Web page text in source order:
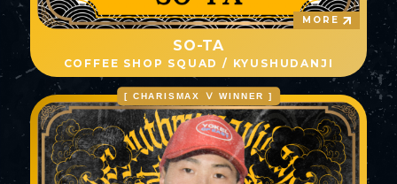
MORE
SO-TA
COFFEE SHOP SQUAD / KYUSHUDANJI
[ CHARISMAX Ⅴ WINNER ]